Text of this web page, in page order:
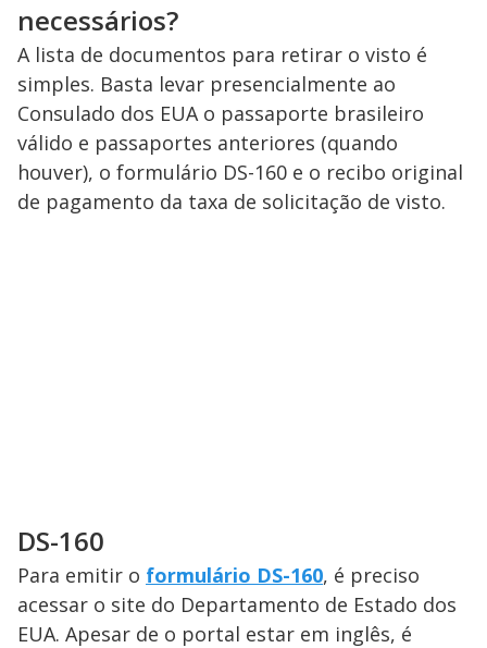
necessários?
A lista de documentos para retirar o visto é
simples. Basta levar presencialmente ao
Consulado dos EUA o passaporte brasileiro
válido e passaportes anteriores (quando
houver), o formulário DS-160 e o recibo original
de pagamento da taxa de solicitação de visto.
DS-160
Para emitir o formulário DS-160, é preciso
acessar o site do Departamento de Estado dos
EUA. Apesar de o portal estar em inglês, é